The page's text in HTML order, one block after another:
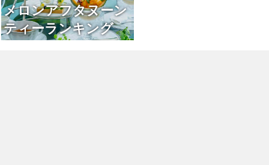
メロンアフタヌーン
ティーランキング